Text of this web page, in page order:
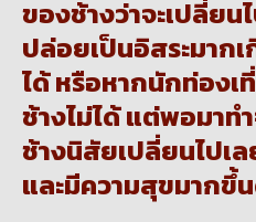
ของช้างว่าจะเปลี่ยน
ปล่อยเป็นอิสระมากเ
ได้ หรือหากนักท่องเ
ช้างไม่ได้ แต่พอมาท
ช้างนิสัยเปลี่ยนไปเ
และมีความสุขมากขึ้